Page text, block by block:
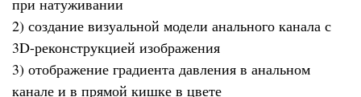
при натуживании
2) создание визуальной модели анального канала с
3D-реконструкцией изображения
3) отображение градиента давления в анальном
канале и в прямой кишке в цвете